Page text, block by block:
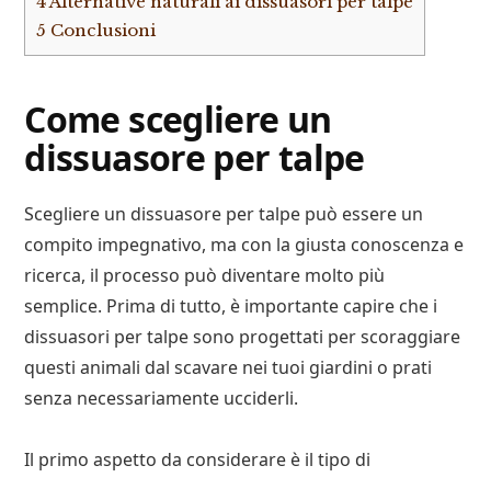
5 Conclusioni
Come scegliere un
dissuasore per talpe
Scegliere un dissuasore per talpe può essere un
compito impegnativo, ma con la giusta conoscenza e
ricerca, il processo può diventare molto più
semplice. Prima di tutto, è importante capire che i
dissuasori per talpe sono progettati per scoraggiare
questi animali dal scavare nei tuoi giardini o prati
senza necessariamente ucciderli.
Il primo aspetto da considerare è il tipo di